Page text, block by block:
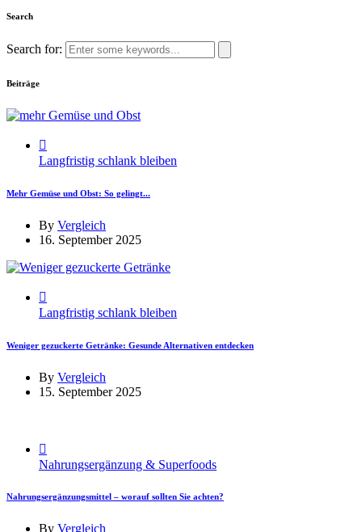
Search
Search for:
Beiträge
Langfristig schlank bleiben
Mehr Gemüse und Obst: So gelingt...
By Vergleich
16. September 2025
Langfristig schlank bleiben
Weniger gezuckerte Getränke: Gesunde Alternativen entdecken
By Vergleich
15. September 2025
Nahrungsergänzung & Superfoods
Nahrungsergänzungsmittel – worauf sollten Sie achten?
By Vergleich